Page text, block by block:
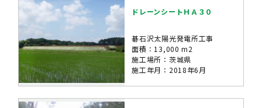
ドレーンシートＨＡ３０
碁石沢太陽光発電所工事
面積：13,000 m2
施工場所：茨城県
施工年月：2018年6月